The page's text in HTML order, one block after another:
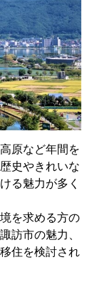
原など年間を
史やきれいな
る魅力が多く
を求める方の
訪市の魅力、
住を検討され